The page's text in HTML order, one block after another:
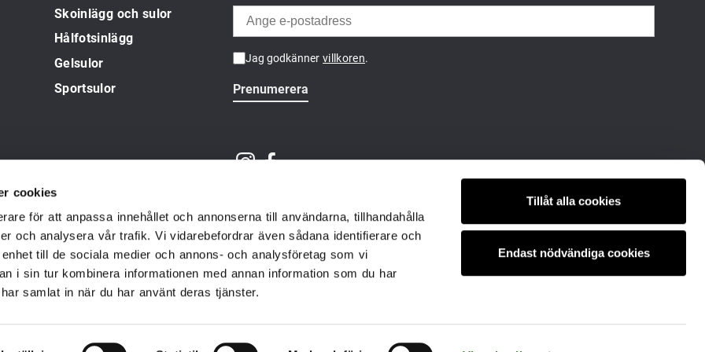
cookies
för att anpassa innehållet och annonserna till användarna, tillhandahålla
och analysera vår trafik. Vi vidarebefordrar även sådana identifierare och
till de sociala medier och annons- och analysföretag som vi
i sin tur kombinera informationen med annan information som du har
samlat in när du har använt deras tjänster.
Tillåt alla cookies
Endast nödvändiga cookies
Skoinlägg och sulor
Hålfotsinlägg
Gelsulor
Sportsulor
Jag godkännervillkoren.
Prenumerera
BETALNINGSALTERNATIV